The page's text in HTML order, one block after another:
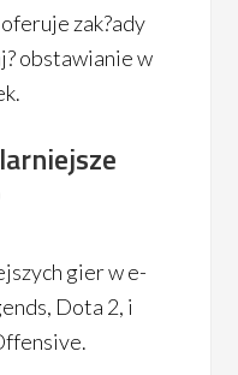
zak?ady
obstawianie w
gier w e-
Dota 2, i